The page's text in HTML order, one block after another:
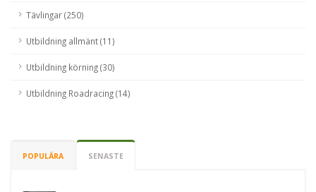
Tävlingar (250)
Utbildning allmänt (11)
Utbildning körning (30)
Utbildning Roadracing (14)
POPULÄRA SENASTE